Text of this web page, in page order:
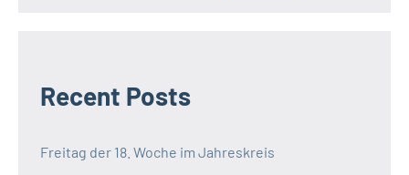
Recent Posts
Freitag der 18. Woche im Jahreskreis